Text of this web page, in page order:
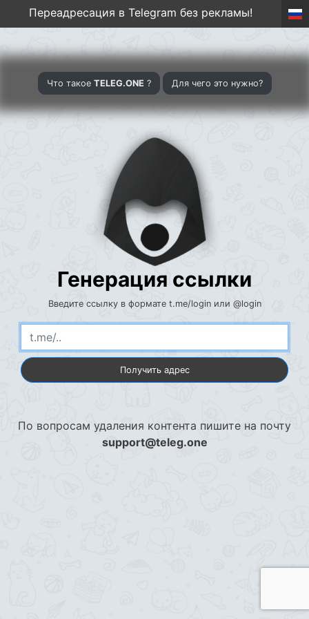
Переадресация в Telegram без рекламы!
Что такое TELEG.ONE ? Для чего это нужно?
Генерация ссылки
Введите ссылку в формате t.me/login или @login
Получить адрес
По вопросам удаления контента пишите на почту
support@teleg.one